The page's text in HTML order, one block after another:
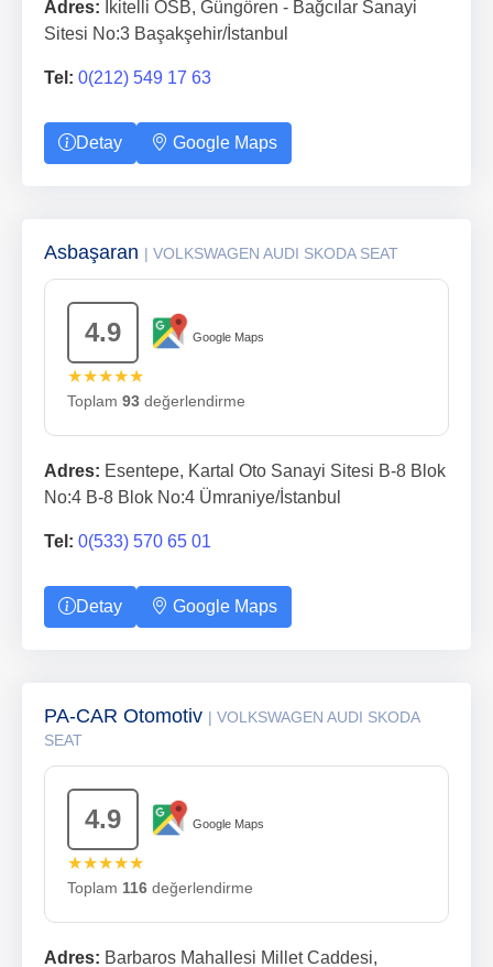
Adres: İkitelli OSB, Güngören - Bağcılar Sanayi
Sitesi No:3 Başakşehir/İstanbul
Tel: 0(212) 549 17 63
Detay Google Maps
Asbaşaran | VOLKSWAGEN AUDI SKODA SEAT
4.9 Google Maps
★★★★★
Toplam 93 değerlendirme
Adres: Esentepe, Kartal Oto Sanayi Sitesi B-8 Blok
No:4 B-8 Blok No:4 Ümraniye/İstanbul
Tel: 0(533) 570 65 01
Detay Google Maps
PA-CAR Otomotiv | VOLKSWAGEN AUDI SKODA
SEAT
4.9 Google Maps
★★★★★
Toplam 116 değerlendirme
Adres: Barbaros Mahallesi Millet Caddesi,